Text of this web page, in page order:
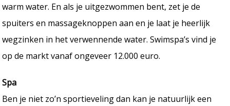
warm water. En als je uitgezwommen bent, zet je de
spuiters en massageknoppen aan en je laat je heerlijk
wegzinken in het verwennende water. Swimspa’s vind je
op de markt vanaf ongeveer 12.000 euro.
Spa
Ben je niet zo’n sportieveling dan kan je natuurlijk een